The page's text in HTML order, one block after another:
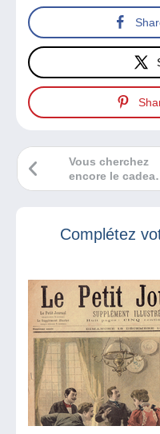
Vous cherchez
encore le
idéal pour vos
Complétez